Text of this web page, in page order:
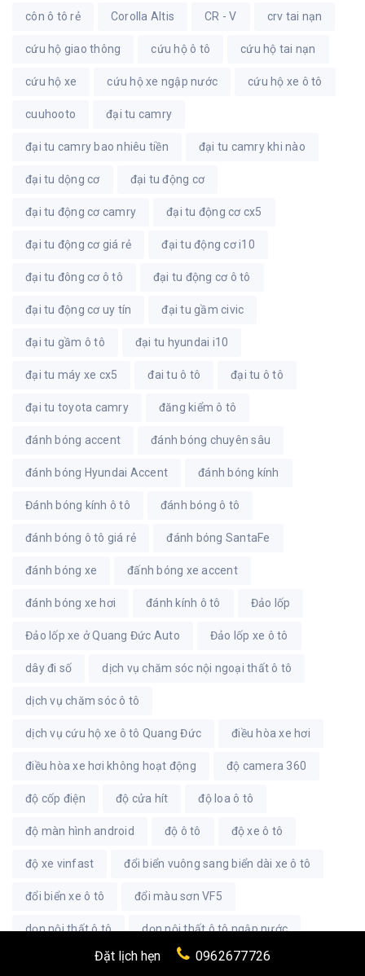
côn ô tô rẻ Corolla Altis CR - V crv tai nạn
cứu hộ giao thông cứu hộ ô tô cứu hộ tai nạn
cứu hộ xe cứu hộ xe ngập nước cứu hộ xe ô tô
cuuhooto đại tu camry
đại tu camry bao nhiêu tiền đại tu camry khi nào
đại tu dộng cơ đại tu động cơ
đại tu động cơ camry đại tu động cơ cx5
đại tu động cơ giá rẻ đại tu động cơ i10
đại tu đông cơ ô tô đại tu động cơ ô tô
đại tu động cơ uy tín đại tu gầm civic
đại tu gầm ô tô đại tu hyundai i10
đại tu máy xe cx5 đai tu ô tô đại tu ô tô
đại tu toyota camry đăng kiểm ô tô
đánh bóng accent đánh bóng chuyên sâu
đánh bóng Hyundai Accent đánh bóng kính
Đánh bóng kính ô tô đánh bóng ô tô
đánh bóng ô tô giá rẻ đánh bóng SantaFe
đánh bóng xe đấnh bóng xe accent
đánh bóng xe hơi đánh kính ô tô Đảo lốp
Đảo lốp xe ở Quang Đức Auto Đảo lốp xe ô tô
dây đi số dịch vụ chăm sóc nội ngoại thất ô tô
dịch vụ chăm sóc ô tô
dịch vụ cứu hộ xe ô tô Quang Đức điều hòa xe hơi
điều hòa xe hơi không hoạt động độ camera 360
độ cốp điện độ cửa hít độ loa ô tô
độ màn hình android độ ô tô độ xe ô tô
độ xe vinfast đổi biển vuông sang biển dài xe ô tô
đổi biển xe ô tô đổi màu sơn VF5
dọn nội thất ô tô dọn nội thất ô tô ngập nước
Dọn nội thất xe hơi dọn nội thất xe mazda
Đặt lịch hẹn 0962677726